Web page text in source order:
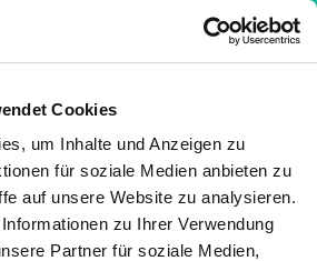
Cookies
um Inhalte und Anzeigen zu
für soziale Medien anbieten zu
auf unsere Website zu analysieren.
zu Ihrer Verwendung
Partner für soziale Medien,
beschießen
Granula, können sie aber auch
Im Notfall greifen sie